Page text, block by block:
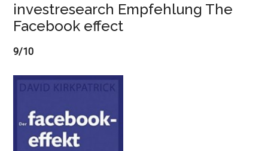
investresearch Empfehlung The
Facebook effect
9/10